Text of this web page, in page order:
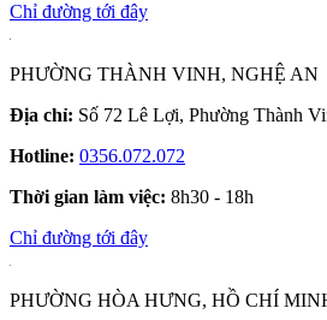
Chỉ đường tới đây
PHƯỜNG THÀNH VINH, NGHỆ AN
Địa chỉ: Số 72 Lê Lợi, Phường Thành
Hotline: 0356.072.072
Thời gian làm việc: 8h30 - 18h
Chỉ đường tới đây
PHƯỜNG HÒA HƯNG, HỒ CHÍ